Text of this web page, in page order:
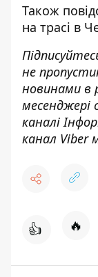
Також
на трасі в
не
новинами в
месенджері
каналі
канал Viber
👍 🔥